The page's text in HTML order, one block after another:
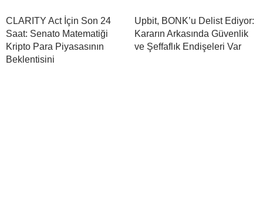
CLARITY Act İçin Son 24
Saat: Senato Matematiği
Kripto Para Piyasasının
Beklentisini
Upbit, BONK’u Delist Ediyor:
Kararın Arkasında Güvenlik
ve Şeffaflık Endişeleri Var